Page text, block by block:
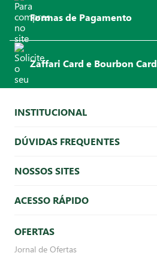
Formas de Pagamento
Zaffari Card e Bourbon Card
INSTITUCIONAL
DÚVIDAS FREQUENTES
NOSSOS SITES
ACESSO RÁPIDO
OFERTAS
Jornal de Ofertas